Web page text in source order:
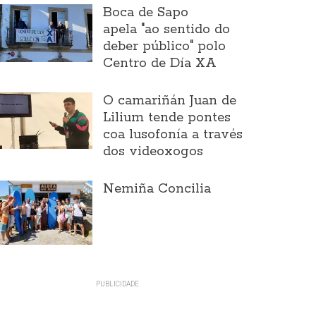
Boca de Sapo
apela "ao sentido do
deber público" polo
Centro de Día XA
O camariñán Juan de
Lilium tende pontes
coa lusofonía a través
dos videoxogos
Nemiña Concilia